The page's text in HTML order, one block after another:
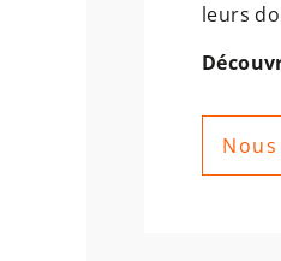
leurs